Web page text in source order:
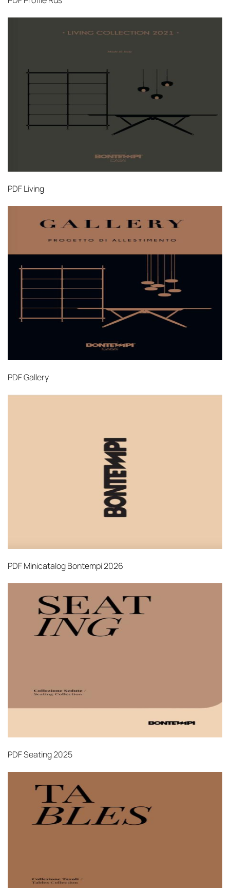
PDFLiving
PDFGallery
PDFMinicatalog Bontempi 2026
PDFSeating 2025